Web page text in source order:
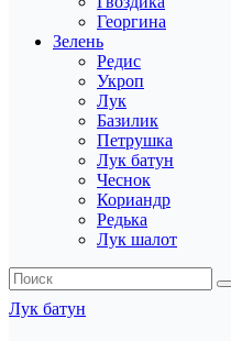
Георгина
Зелень
Редис
Укроп
Лук
Базилик
Петрушка
Лук батун
Чеснок
Кориандр
Редька
Лук шалот
Лук батун